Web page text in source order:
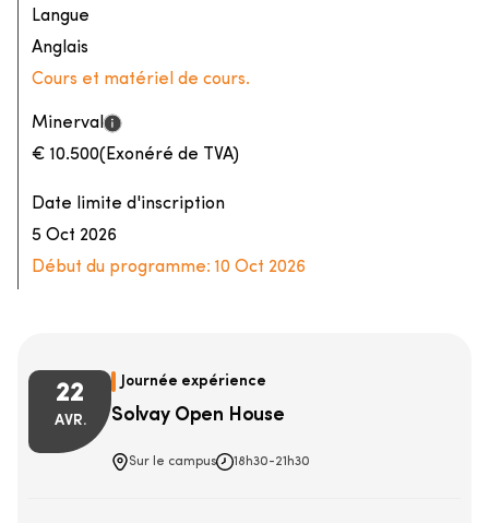
Langue
Anglais
Cours et matériel de cours.
Minerval
€ 10.500(Exonéré de TVA)
Date limite d'inscription
5 Oct 2026
Début du programme: 10 Oct 2026
22
AVR.
Journée expérience
Solvay Open House
Sur le campus 18h30-21h30